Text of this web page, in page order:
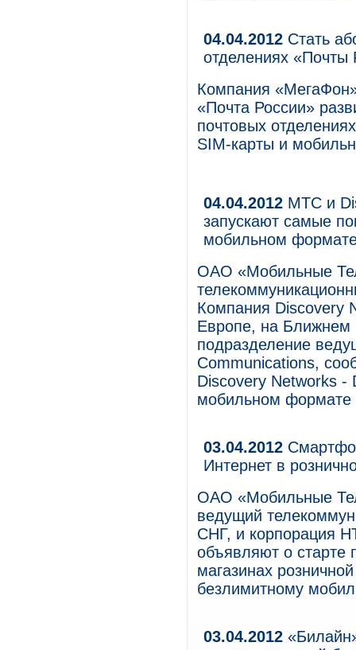
04.04.2012 Стать
отделениях «Почты
Компания
«Почта России»
почтовых
SIM-карты и
04.04.2012 МТС и
запускают самые
мобильном
ОАО «Мобильные
Компания Discovery
Европе, на Ближнем
подразделение
Communications,
Discovery Networks -
мобильном
03.04.2012
Интернет в
ОАО «Мобильные
ведущий
СНГ, и корпорация
объявляют о старте
магазинах
безлимитному
03.04.2012